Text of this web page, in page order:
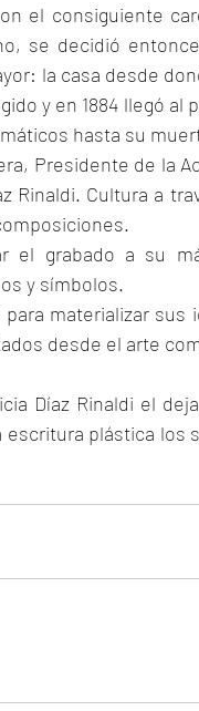
el consiguiente
se decidió
la casa desde
y en 1884 llegó al
hasta su
Presidente de la
Rinaldi. Cultura a
el grabado a su
y símbolos.
materializar sus
desde el arte
Díaz Rinaldi el
plástica los